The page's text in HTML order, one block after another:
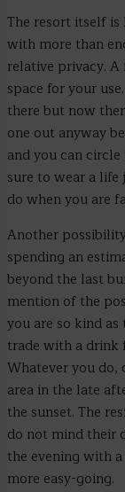
The resort itself
with more than
relative privacy.
space for your
there but now
one out anyway
and you can
sure to wear a
do when you are
Another
spending an
beyond the last
mention of the
you are so kind
trade with a drink
Whatever you
area in the late
the sunset. The
do not mind their
the evening with
more easy-going.